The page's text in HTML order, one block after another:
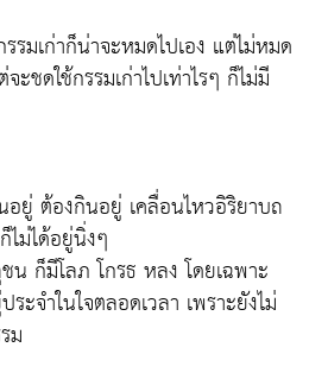
รมเก่าก็น่าจะหมดไปเอง แต่ไม่หมด
ชดใช้กรรมเก่าไปเท่าไรๆ ก็ไม่มี
ยู่ ต้องกินอยู่ เคลื่อนไหวอิริยาบถ
ม่ได้อยู่นิ่งๆ
ก็มีโลภ โกรธ หลง โดยเฉพาะ
จำในใจตลอดเวลา เพราะยังไม่
ม